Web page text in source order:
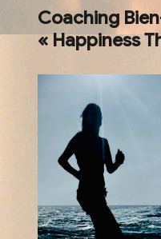
Coaching
« Happiness